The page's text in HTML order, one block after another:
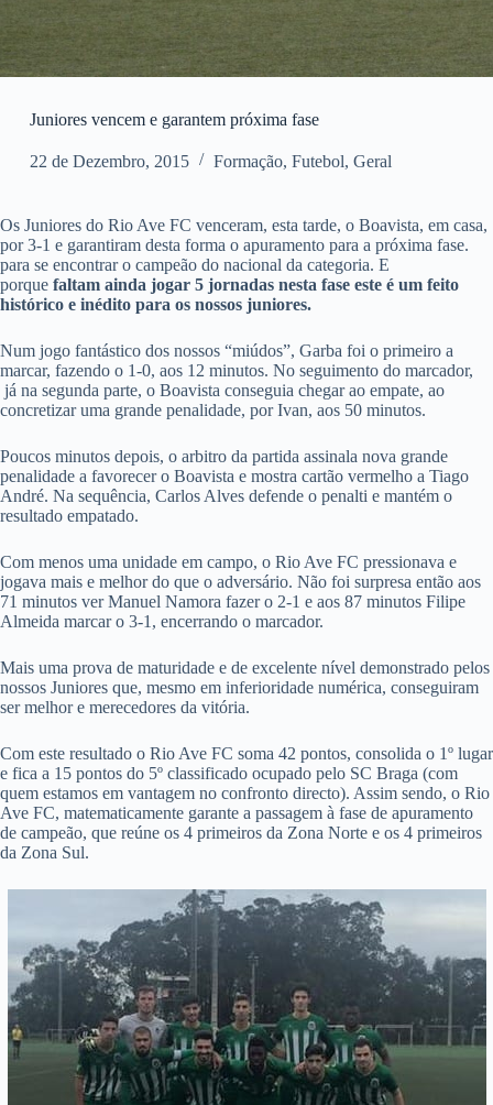
Juniores vencem e garantem próxima fase
22 de Dezembro, 2015 Formação, Futebol, Geral
Os Juniores do Rio Ave FC venceram, esta tarde, o Boavista, em casa,
por 3-1 e garantiram desta forma o apuramento para a próxima fase.
para se encontrar o campeão do nacional da categoria. E
porque faltam ainda jogar 5 jornadas nesta fase este é um feito
histórico e inédito para os nossos juniores.
Num jogo fantástico dos nossos “miúdos”, Garba foi o primeiro a
marcar, fazendo o 1-0, aos 12 minutos. No seguimento do marcador,
já na segunda parte, o Boavista conseguia chegar ao empate, ao
concretizar uma grande penalidade, por Ivan, aos 50 minutos.
Poucos minutos depois, o arbitro da partida assinala nova grande
penalidade a favorecer o Boavista e mostra cartão vermelho a Tiago
André. Na sequência, Carlos Alves defende o penalti e mantém o
resultado empatado.
Com menos uma unidade em campo, o Rio Ave FC pressionava e
jogava mais e melhor do que o adversário. Não foi surpresa então aos
71 minutos ver Manuel Namora fazer o 2-1 e aos 87 minutos Filipe
Almeida marcar o 3-1, encerrando o marcador.
Mais uma prova de maturidade e de excelente nível demonstrado pelos
nossos Juniores que, mesmo em inferioridade numérica, conseguiram
ser melhor e merecedores da vitória.
Com este resultado o Rio Ave FC soma 42 pontos, consolida o 1º lugar
e fica a 15 pontos do 5º classificado ocupado pelo SC Braga (com
quem estamos em vantagem no confronto directo). Assim sendo, o Rio
Ave FC, matematicamente garante a passagem à fase de apuramento
de campeão, que reúne os 4 primeiros da Zona Norte e os 4 primeiros
da Zona Sul.